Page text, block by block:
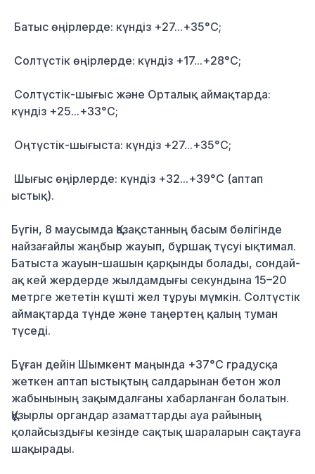
Батыс өңірлерде: күндіз +27...+35°C;
Солтүстік өңірлерде: күндіз +17...+28°C;
Солтүстік-шығыс және Орталық аймақтарда:
күндіз +25...+33°C;
Оңтүстік-шығыста: күндіз +27...+35°C;
Шығыс өңірлерде: күндіз +32...+39°C (аптап
ыстық).
Бүгін, 8 маусымда Қазақстанның басым бөлігінде
найзағайлы жаңбыр жауып, бұршақ түсуі ықтимал.
Батыста жауын-шашын қарқынды болады, сондай-
ақ кей жердерде жылдамдығы секундына 15–20
метрге жететін күшті жел тұруы мүмкін. Солтүстік
аймақтарда түнде және таңертең қалың туман
түседі.
Бұған дейін Шымкент маңында +37°C градусқа
жеткен аптап ыстықтың салдарынан бетон жол
жабынының зақымдалғаны хабарланған болатын.
Құзырлы органдар азаматтарды ауа райының
қолайсыздығы кезінде сақтық шараларын сақтауға
шақырады.